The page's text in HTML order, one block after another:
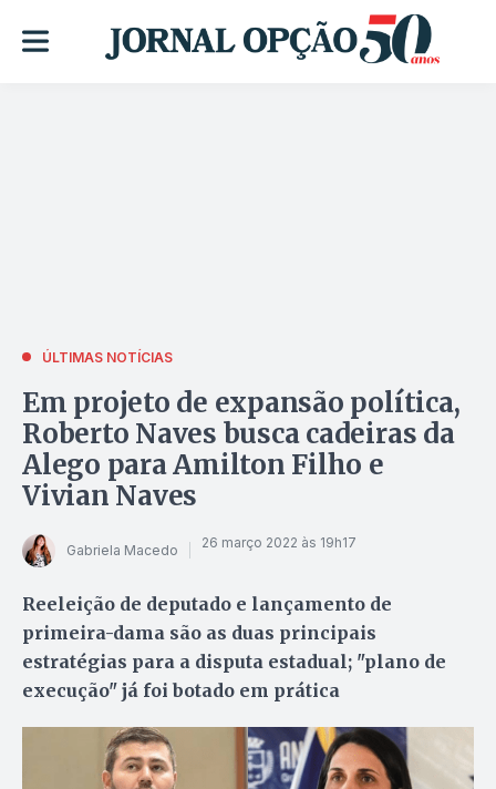
ÚLTIMAS NOTÍCIAS
Em projeto de expansão política,
Roberto Naves busca cadeiras da
Alego para Amilton Filho e
Vivian Naves
Gabriela Macedo 26 março 2022 às 19h17
Reeleição de deputado e lançamento de
primeira-dama são as duas principais
estratégias para a disputa estadual; "plano de
execução" já foi botado em prática